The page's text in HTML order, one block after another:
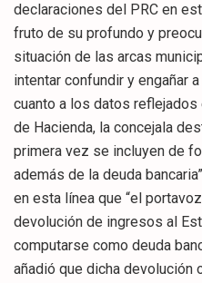
declaraciones del PRC en
fruto de su profundo y
situación de las arcas
intentar confundir y engañar
cuanto a los datos
de Hacienda, la concejala
primera vez se incluyen de
además de la deuda
en esta línea que “el
devolución de ingresos al
computarse como deuda
añadió que dicha devolución